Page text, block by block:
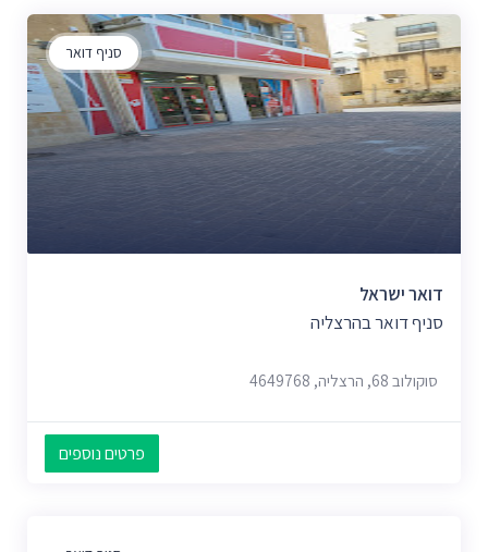
סניף דואר
דואר ישראל
סניף דואר בהרצליה
סוקולוב 68, הרצליה, 4649768
פרטים נוספים